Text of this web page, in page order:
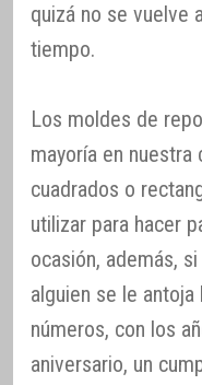
quizá no se vuelve
tiempo.
Los moldes de
mayoría en
cuadrados o
utilizar para hacer
ocasión, además,
alguien se le
números, con los
aniversario, un